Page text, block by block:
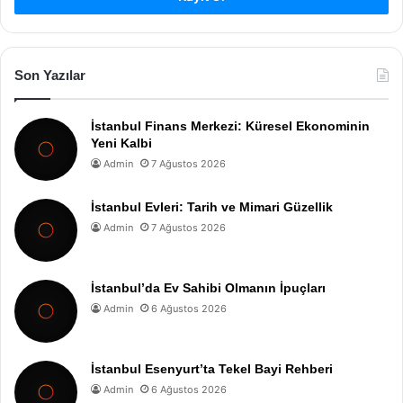
Son Yazılar
İstanbul Finans Merkezi: Küresel Ekonominin
Yeni Kalbi
Admin 7 Ağustos 2026
İstanbul Evleri: Tarih ve Mimari Güzellik
Admin 7 Ağustos 2026
İstanbul’da Ev Sahibi Olmanın İpuçları
Admin 6 Ağustos 2026
İstanbul Esenyurt’ta Tekel Bayi Rehberi
Admin 6 Ağustos 2026